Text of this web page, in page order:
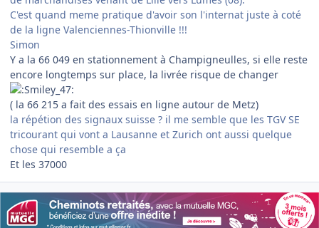
C'est quand meme pratique d'avoir son l'internat juste à coté
de la ligne Valenciennes-Thionville !!!
Simon
Y a la 66 049 en stationnement à Champigneulles, si elle reste
encore longtemps sur place, la livrée risque de changer
( la 66 215 a fait des essais en ligne autour de Metz)
la répétion des signaux suisse ? il me semble que les TGV SE
tricourant qui vont a Lausanne et Zurich ont aussi quelque
chose qui resemble a ça
Et les 37000